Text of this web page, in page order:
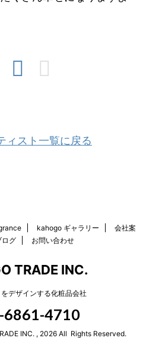
ィスト一覧に戻る
kahogo ギャラリー
会社案
ログ お問い合わせ
TRADE INC.
デザインする化粧品会社
6861-4710
INC. , 2026 All Rights Reserved.